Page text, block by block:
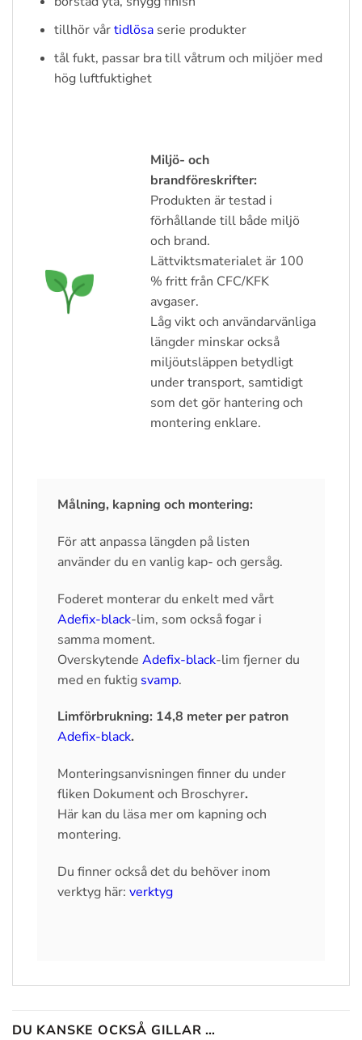
tillhör vårtidlösaserie produkter
tål fukt, passar bra till våtrum och miljöer med
hög luftfuktighet
Miljö- och
brandföreskrifter:
Produkten är testad i
förhållande till både miljö
och brand.
Lättviktsmaterialet är 100
% fritt från CFC/KFK
avgaser.
Låg vikt och användarvänliga
längder minskar också
miljöutsläppen betydligt
under transport, samtidigt
som det gör hantering och
montering enklare.
Målning, kapning och montering:
För att anpassa längden på listen
använder du en vanlig kap- och gersåg.
Foderet monterar du enkelt med vårt
Adefix-black-lim, som också fogar i
samma moment.
Overskytende Adefix-black-lim fjerner du
med en fuktig svamp.
Limförbrukning: 14,8 meter per patron
Adefix-black.
Monteringsanvisningen finner du under
fliken Dokument och Broschyrer.
Här kan du läsa mer om kapning och
montering.
Du finner också det du behöver inom
verktyg här: verktyg
DU KANSKE OCKSÅ GILLAR …